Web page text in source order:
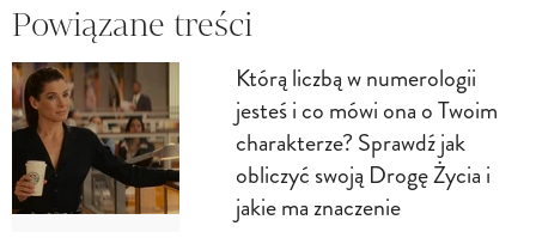
Powiązane treści
Którą liczbą w numerologii
jesteś i co mówi ona o Twoim
charakterze? Sprawdź jak
obliczyć swoją Drogę Życia i
jakie ma znaczenie